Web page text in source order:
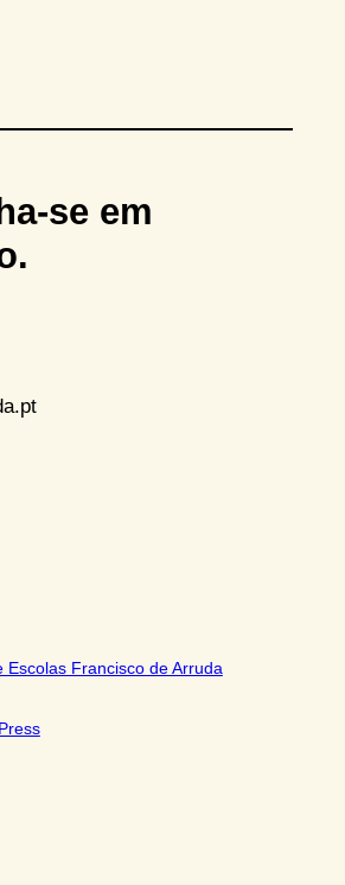
se em
Escolas Francisco de Arruda